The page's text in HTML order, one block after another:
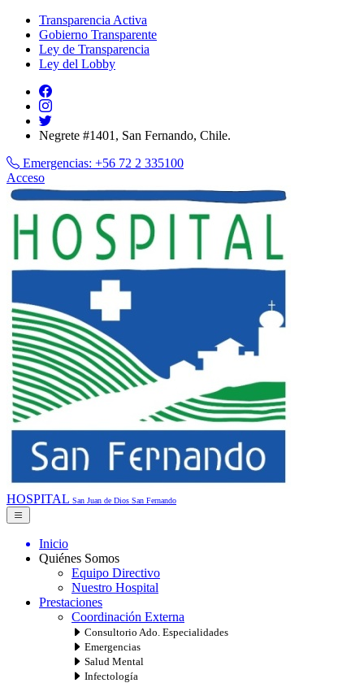
Transparencia Activa
Gobierno Transparente
Ley de Transparencia
Ley del Lobby
Negrete #1401, San Fernando, Chile.
Emergencias: +56 72 2 335100
Acceso
HOSPITAL San Juan de Dios San Fernando
Inicio
Quiénes Somos
Equipo Directivo
Nuestro Hospital
Prestaciones
Coordinación Externa
Consultorio Ado. Especialidades
Emergencias
Salud Mental
Infectología